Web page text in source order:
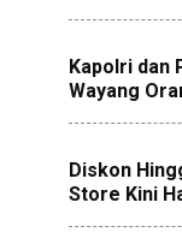
Kapolri dan
Wayang
Diskon
Store Kini